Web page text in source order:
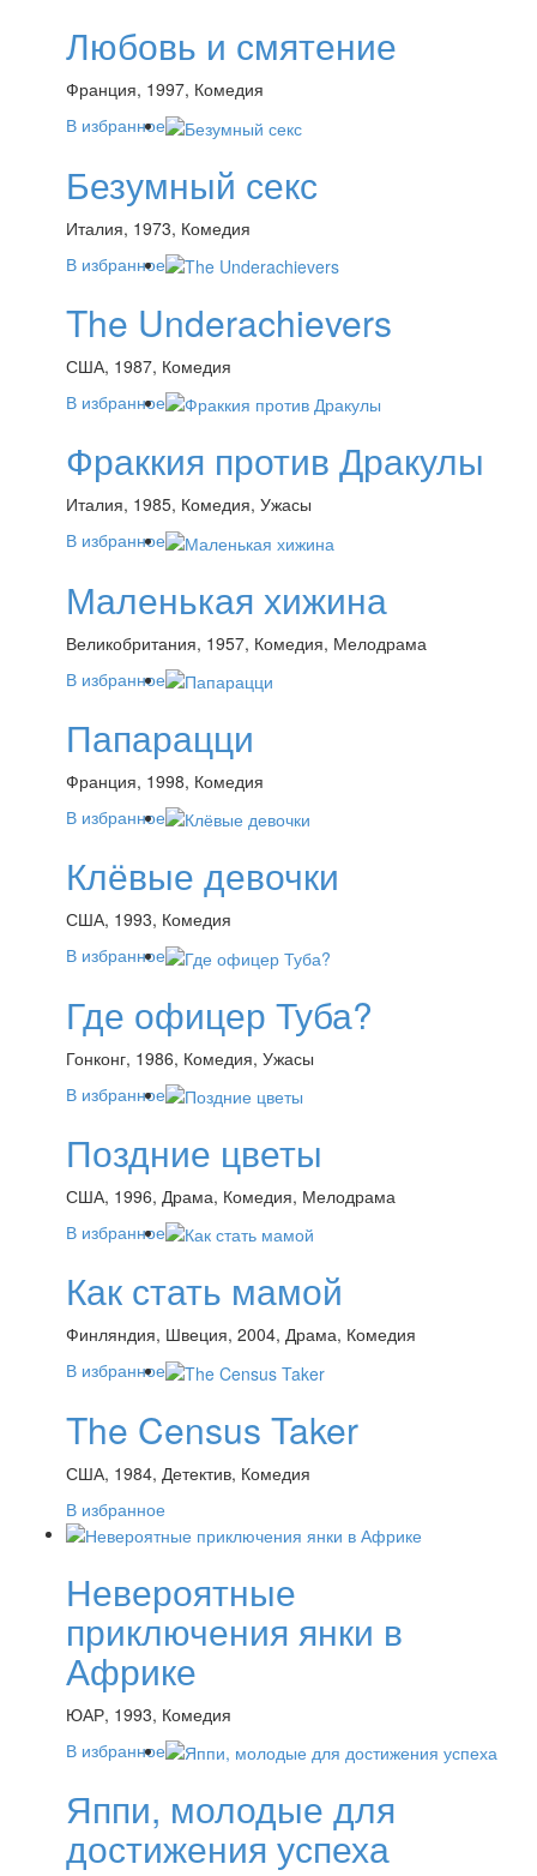
Любовь и смятение
Франция, 1997, Комедия
В избранное
Безумный секс
Италия, 1973, Комедия
В избранное
The Underachievers
США, 1987, Комедия
В избранное
Фраккия против Дракулы
Италия, 1985, Комедия, Ужасы
В избранное
Маленькая хижина
Великобритания, 1957, Комедия, Мелодрама
В избранное
Папарацци
Франция, 1998, Комедия
В избранное
Клёвые девочки
США, 1993, Комедия
В избранное
Где офицер Туба?
Гонконг, 1986, Комедия, Ужасы
В избранное
Поздние цветы
США, 1996, Драма, Комедия, Мелодрама
В избранное
Как стать мамой
Финляндия, Швеция, 2004, Драма, Комедия
В избранное
The Census Taker
США, 1984, Детектив, Комедия
В избранное
Невероятные
приключения янки в
Африке
ЮАР, 1993, Комедия
В избранное
Яппи, молодые для
достижения успеха